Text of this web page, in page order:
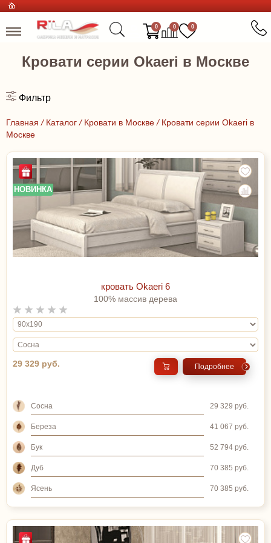
0 0 0
Кровати серии Okaeri в Москве
Фильтр
Главная / Каталог / Кровати в Москве / Кровати серии Okaeri в
Москве
НОВИНКА
кровать Okaeri 6
100% массив дерева
29 329 руб. Подробнее
Сосна 29 329 руб.
Береза 41 067 руб.
Бук 52 794 руб.
Дуб 70 385 руб.
Ясень 70 385 руб.